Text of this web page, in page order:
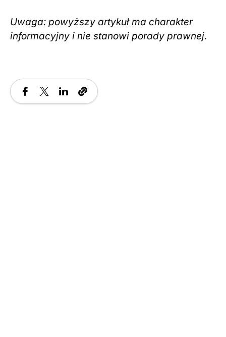
Uwaga: powyższy artykuł ma charakter
informacyjny i nie stanowi porady prawnej.